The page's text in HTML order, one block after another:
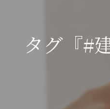
タグ『#